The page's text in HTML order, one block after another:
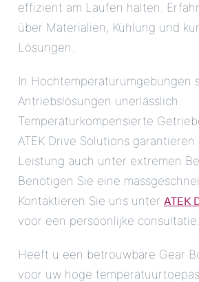
effizient am Laufen halten.
über Materialien, Kühlung und
Lösungen.
In Hochtemperaturumgebungen
Antriebslösungen unerlässlich.
Temperaturkompensierte
ATEK Drive Solutions
Leistung auch unter extremen
Benötigen Sie eine
Kontaktieren Sie uns unter ATEK
voor een persoonlijke consultatie.
Heeft u een betrouwbare Gear
voor uw hoge